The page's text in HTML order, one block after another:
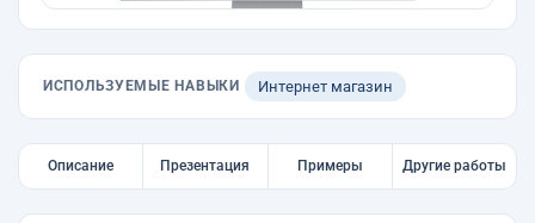
ИСПОЛЬЗУЕМЫЕ НАВЫКИ Интернет магазин
Описание Презентация Примеры Другие работы